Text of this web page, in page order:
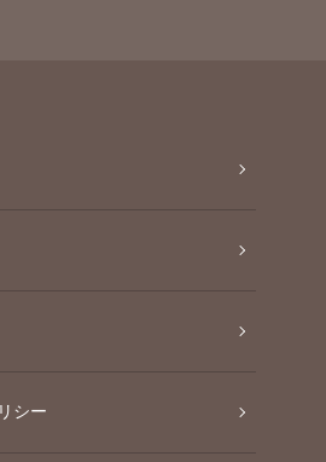
シー